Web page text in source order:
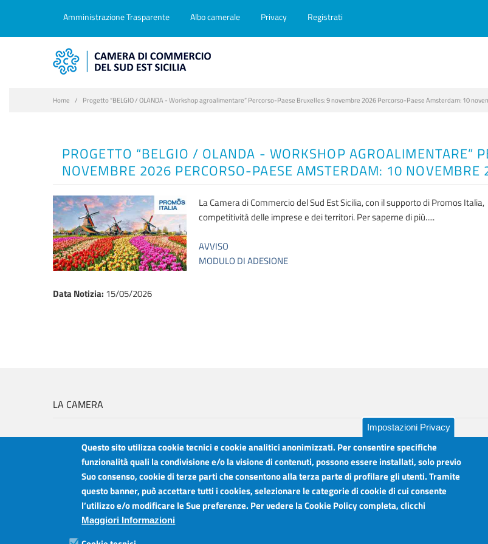
Amministrazione Trasparente Albo camerale Privacy Registrati
Home Progetto “BELGIO / OLANDA - Workshop agroalimentare” Percorso-Paese Bruxelles: 9 novembre 2026 Percorso-Paese Amsterdam: 10
PROGETTO “BELGIO / OLANDA - WORKSHOP AGROALIMENTARE”
NOVEMBRE 2026 PERCORSO-PAESE AMSTERDAM: 10 NOVEMBRE
La Camera di Commercio del Sud Est Sicilia, con il supporto di Promos
competitività delle imprese e dei territori. Per saperne di più.....
AVVISO
MODULO DI ADESIONE
Data Notizia: 15/05/2026
LA CAMERA
Camera di Commercio Industria Artigianato e Agricoltura del Sud Est Sicilia
Sede legale: Via Cappuccini, 2 - Catania
Sede territoriale: Piazza della Libertà - Ragusa
Sede territoriale: Via Duca degli Abruzzi, 4 - Siracusa
Orari sportelli:
Dal Lunedì al Venerdì ore 8.30 - 12.00
Martedì anche 15.45 - 17.45
Impostazioni Privacy
Questo sito utilizza cookie tecnici e cookie analitici anonimizzati. Per consentire specifiche
funzionalità quali la condivisione e/o la visione di contenuti, possono essere installati, solo previo
Suo consenso, cookie di terze parti che consentono alla terza parte di profilare gli utenti. Tramite
questo banner, può accettare tutti i cookies, selezionare le categorie di cookie di cui consente
l’utilizzo e/o modificare le Sue preferenze. Per vedere la Cookie Policy completa, clicchi
Maggiori Informazioni